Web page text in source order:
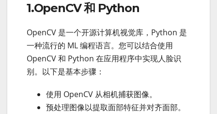
1.OpenCV 和 Python
OpenCV 是一个开源计算机视觉库，Python 是
一种流行的 ML 编程语言。您可以结合使用
OpenCV 和 Python 在应用程序中实现人脸识
别。以下是基本步骤：
使用 OpenCV 从相机捕获图像。
预处理图像以提取面部特征并对齐面部。